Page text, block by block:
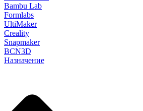
Bambu Lab
Formlabs
UltiMaker
Creality
Snapmaker
BCN3D
Назначение